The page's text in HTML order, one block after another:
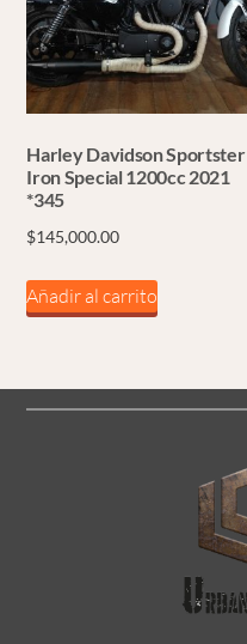
Harley Davidson Sportster
Iron Special 1200cc 2021
*345
$145,000.00
Añadir al carrito